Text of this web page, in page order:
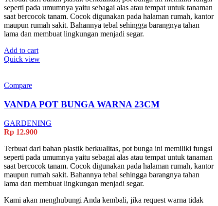
seperti pada umumnya yaitu sebagai alas atau tempat untuk tanaman
saat bercocok tanam. Cocok digunakan pada halaman rumah, kantor
maupun rumah sakit. Bahannya tebal sehingga barangnya tahan
lama dan membuat lingkungan menjadi segar.
Add to cart
Quick view
Compare
VANDA POT BUNGA WARNA 23CM
GARDENING
Rp 12.900
Terbuat dari bahan plastik berkualitas, pot bunga ini memiliki fungsi
seperti pada umumnya yaitu sebagai alas atau tempat untuk tanaman
saat bercocok tanam. Cocok digunakan pada halaman rumah, kantor
maupun rumah sakit. Bahannya tebal sehingga barangnya tahan
lama dan membuat lingkungan menjadi segar.
Kami akan menghubungi Anda kembali, jika request warna tidak